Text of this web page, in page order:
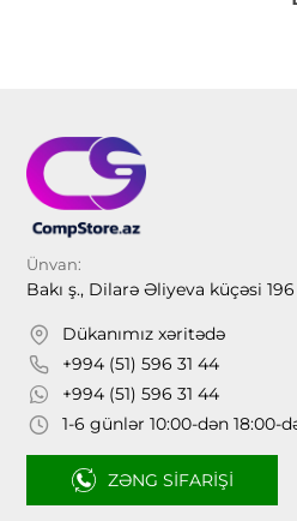
Ünvan:
Bakı ş., Dilarə Əliyeva küçəsi 196
Dükanımız xəritədə
+994 (51) 596 31 44
+994 (51) 596 31 44
1-6 günlər 10:00-dən 18:00-
ZƏNG SIFARIŞI